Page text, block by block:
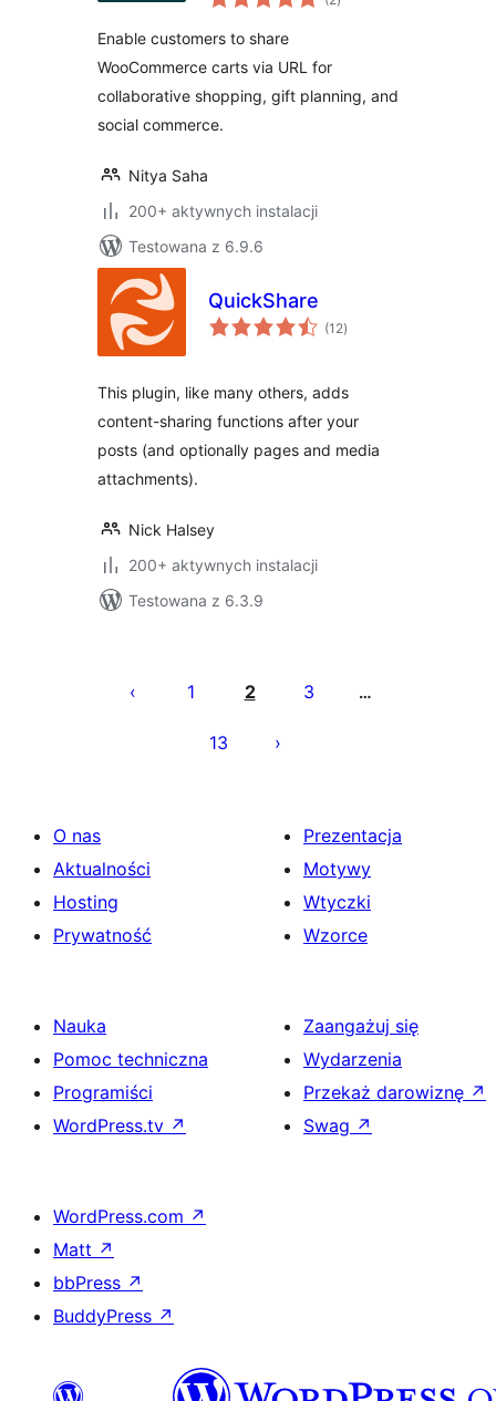
ocen
Enable customers to share
WooCommerce carts via URL for
collaborative shopping, gift planning, and
social commerce.
Nitya Saha
200+ aktywnych instalacji
Testowana z 6.9.6
QuickShare
(12wszystkich
ocen
)
This plugin, like many others, adds
content-sharing functions after your
posts (and optionally pages and media
attachments).
Nick Halsey
200+ aktywnych instalacji
Testowana z 6.3.9
wpisów
1 2 3 …
13
O nas
Aktualności
Hosting
Prywatność
Prezentacja
Motywy
Wtyczki
Wzorce
Nauka
Pomoc techniczna
Programiści
WordPress.tv ↗
Zaangażuj się
Wydarzenia
Przekaż darowiznę ↗
Swag ↗
WordPress.com ↗
Matt ↗
bbPress ↗
BuddyPress ↗